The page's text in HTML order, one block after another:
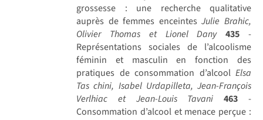
grossesse : une recherche qualitative
auprès de femmes enceintesJulie Brahic,
Olivier Thomas et Lionel Dany
435 -
Représentations sociales de l’alcoolisme
féminin et masculin en fonction des
pratiques de consommation d’alcool Elsa
Tas chini, Isabel Urdapilleta, Jean-François
Verlhiac et Jean-Louis Tavani
463 -
Consommation d’alcool et menace perçue :